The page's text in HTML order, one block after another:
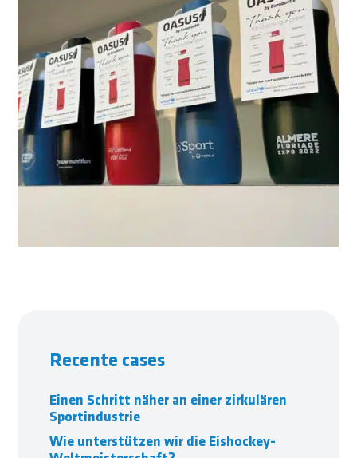
Recente cases
Einen Schritt näher an einer zirkulären
Sportindustrie
Wie unterstützen wir die Eishockey-